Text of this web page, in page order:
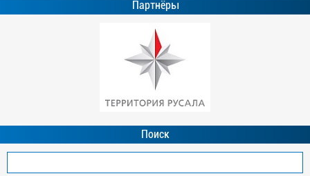
Партнёры
Поиск